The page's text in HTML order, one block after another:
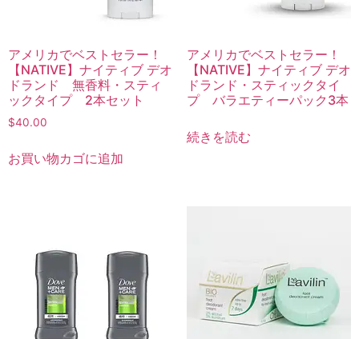
アメリカでベストセラー！
【NATIVE】ナイティブ デオ
ドランド 無香料・スティ
ックタイプ 2本セット
$40.00
お買い物カゴに追加
アメリカでベストセラー！
【NATIVE】ナイティブ デオ
ドランド・スティックタイ
プ バラエティーパック3本
続きを読む